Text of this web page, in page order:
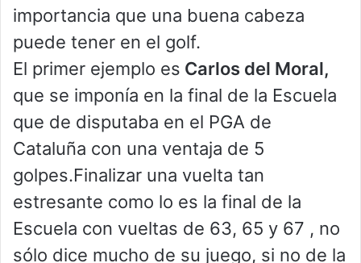
importancia que una buena cabeza
puede tener en el golf.
El primer ejemplo es Carlos del Moral,
que se imponía en la final de la Escuela
que de disputaba en el PGA de
Cataluña con una ventaja de 5
golpes.Finalizar una vuelta tan
estresante como lo es la final de la
Escuela con vueltas de 63, 65 y 67 , no
sólo dice mucho de su juego, si no de la